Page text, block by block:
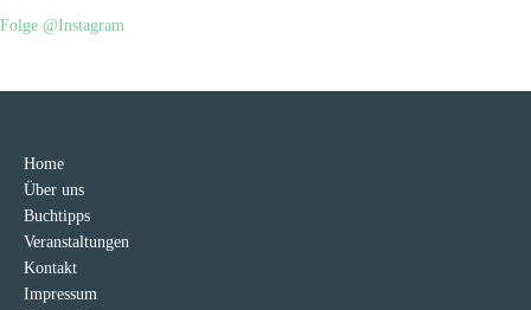
Folge @Instagram
Home
Über uns
Buchtipps
Veranstaltungen
Kontakt
Impressum